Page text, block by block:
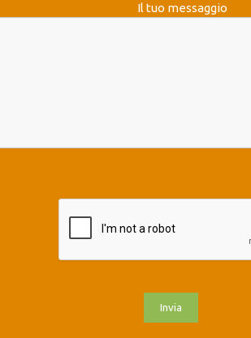
Il tuo messaggio